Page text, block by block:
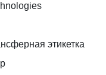
этикетка